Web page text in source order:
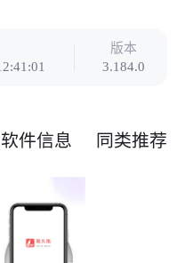
版本
3.184.0
软件信息 同类推荐